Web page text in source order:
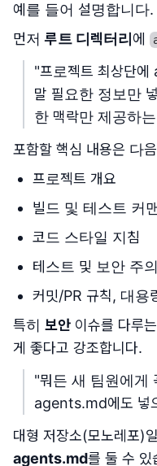
예를 들어 설명합니다.
먼저루트 디렉터리 에
"프로젝트 최상단
말 필요한 정보만
한 맥락만 제공하
포함할 핵심 내용은 다
프로젝트 개요
빌드 및 테스트 커
코드 스타일 지침
테스트 및 보안 주
커밋/PR 규칙, 대
특히 보안 이슈를 다루
게 좋다고 강조합니다.
"뭐든 새 팀원에게
agents.md에도 넣
대형 저장소(모노레포)
agents.md를 둘 수 있